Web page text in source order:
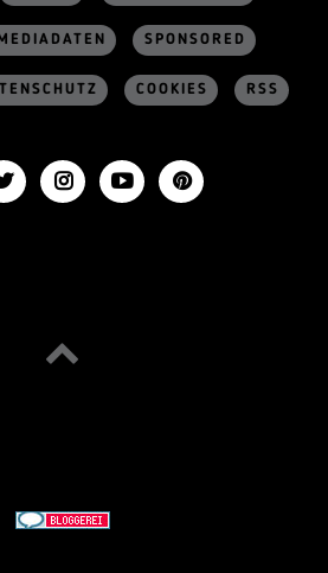
MEDIADATEN SPONSORED
COOKIES RSS